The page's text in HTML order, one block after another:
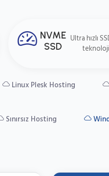
NVME
SSD
Ultra hızlı
Linux Plesk Hosting
Sınırsız Hosting